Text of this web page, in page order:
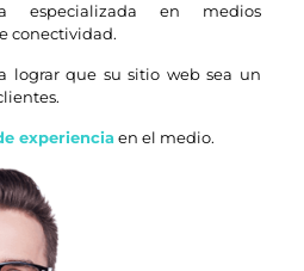
especializada en medios
conectividad.
lograr que su sitio web sea un
experienciaen el medio.